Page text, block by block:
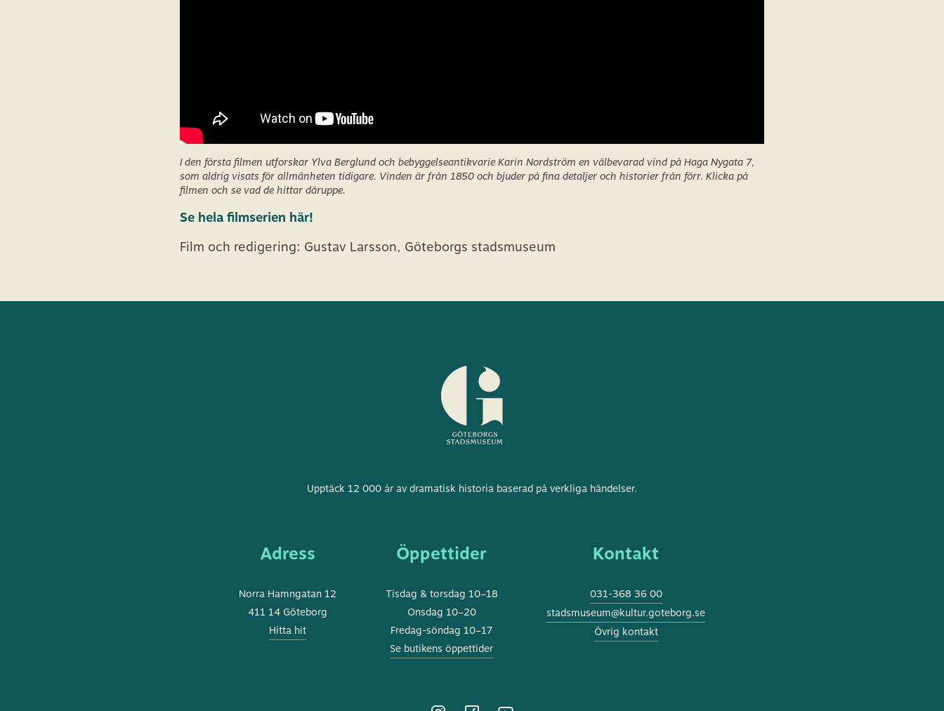
I den första filmen utforskar Ylva Berglund och bebyggelseantikvarie Karin Nordström en välbevarad vind på Haga Nygata 7,
som aldrig visats för allmänheten tidigare. Vinden är från 1850 och bjuder på fina detaljer och historier från förr. Klicka på
filmen och se vad de hittar däruppe.
Se hela filmserien här!
Film och redigering: Gustav Larsson, Göteborgs stadsmuseum
Göteborgs
Upptäck 12 000 år av dramatisk historia baserad på verkliga händelser.
Adress
Norra Hamngatan 12
411 14 Göteborg
Hitta hit
Öppettider
Tisdag & torsdag 10–18
Onsdag 10–20
Fredag-söndag 10–17
Se butikens öppettider
Kontakt
031-368 36 00
stadsmuseum@kultur.goteborg.se
Övrig kontakt